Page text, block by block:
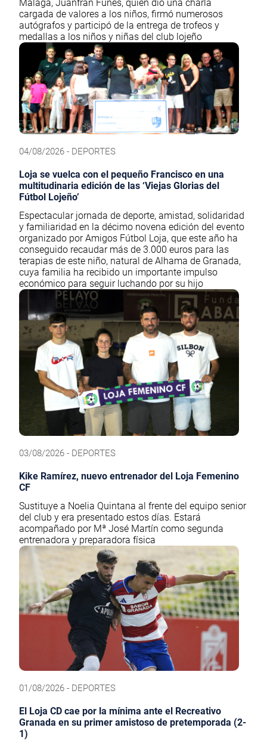
Málaga, Juanfran Funes, quien dio una charla
cargada de valores a los niños, firmó numerosos
autógrafos y participó de la entrega de trofeos y
medallas a los niños y niñas del club lojeño
04/08/2026 - DEPORTES
Loja se vuelca con el pequeño Francisco en una
multitudinaria edición de las ‘Viejas Glorias del
Fútbol Lojeño’
Espectacular jornada de deporte, amistad, solidaridad
y familiaridad en la décimo novena edición del evento
organizado por Amigos Fútbol Loja, que este año ha
conseguido recaudar más de 3.000 euros para las
terapias de este niño, natural de Alhama de Granada,
cuya familia ha recibido un importante impulso
económico para seguir luchando por su hijo
03/08/2026 - DEPORTES
Kike Ramírez, nuevo entrenador del Loja Femenino
CF
Sustituye a Noelia Quintana al frente del equipo senior
del club y era presentado estos días. Estará
acompañado por Mª José Martín como segunda
entrenadora y preparadora física
01/08/2026 - DEPORTES
El Loja CD cae por la mínima ante el Recreativo
Granada en su primer amistoso de pretemporada (2-
1)